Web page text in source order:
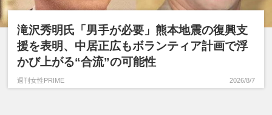
滝沢秀明氏「男手が必要」熊本地震の復興支
援を表明、中居正広もボランティア計画で浮
かび上がる“合流”の可能性
週刊女性PRIME 2026/8/7